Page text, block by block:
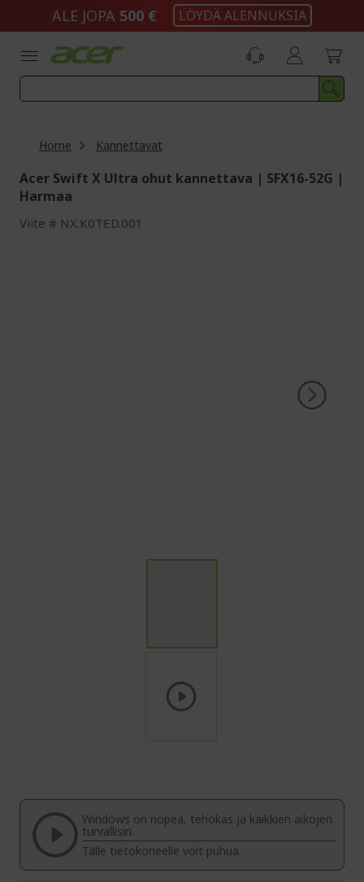
ALE JOPA 500 € LÖYDÄ ALENNUKSIA
Home Kannettavat
Acer Swift X Ultra ohut kannettava | SFX16-52G |
Harmaa
Viite NX.K0TED.001
beginning
the
images
gallery
Windows on nopea, tehokas ja kaikkien aikojen
turvallisin.
Tälle tietokoneelle voit puhua.